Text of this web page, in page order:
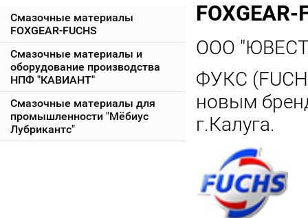
Смазочные материалы
FOXGEAR-FUCHS
Смазочные материалы и
оборудование производства
НПФ "КАВИАНТ"
Смазочные материалы для
промышленности "Мёбиус
Лубрикантс"
FOXGEAR-
ООО
ФУКС
новым
г.Калуга.